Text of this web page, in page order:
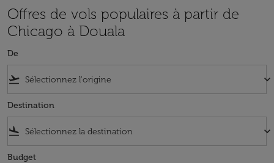
Offres de vols populaires à partir de
Chicago à Douala
De
flight_takeoff keyboard_arrow_down
Destination
flight_land keyboard_arrow_down
Budget